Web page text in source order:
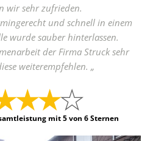
wir sehr zufrieden.
und schnell in einem
wurde sauber hinterlassen.
der Firma Struck sehr
weiterempfehlen. „
mit 5 von 6 Sternen